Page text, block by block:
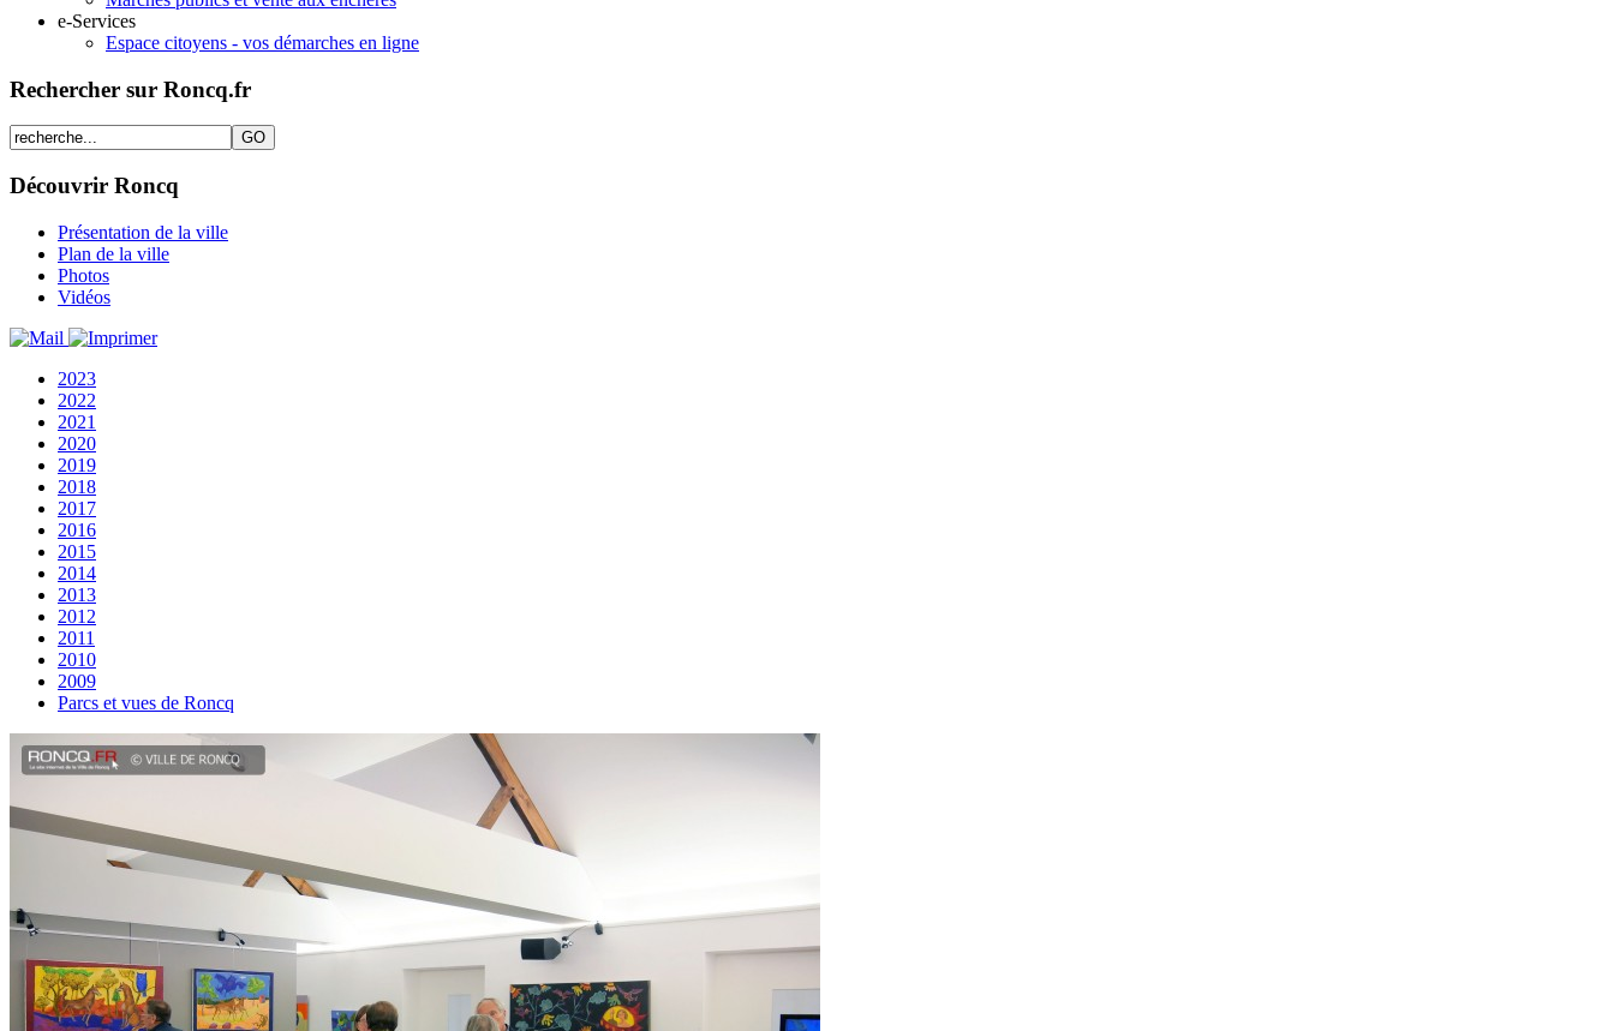
e-Services
Espace citoyens - vos démarches en ligne
Rechercher sur Roncq.fr
Découvrir Roncq
Présentation de la ville
Plan de la ville
Photos
Vidéos
2023
2022
2021
2020
2019
2018
2017
2016
2015
2014
2013
2012
2011
2010
2009
Parcs et vues de Roncq